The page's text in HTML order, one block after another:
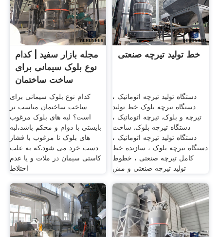
مجله بازار سفید | کدام
نوع بلوک سیمانی برای
ساخت ساختمان
کدام نوع بلوک سیمانی برای
ساخت ساختمان مناسب تر
است؟ لبه های بلوک مرغوب
بایستی با دوام و محکم باشد،لبه
های بلوک نا مرغوب با فشار
دست خرد می شود.که به علت
کاستی سیمان در ملات و یا عدم
اختلاط
خط تولید تیرچه صنعتی
دستگاه تولید تیرچه اتوماتیک ،
دستگاه تیرچه بلوک خط تولید
تیرچه و بلوک. تیرچه اتوماتیک ،
دستگاه تیرچه بلوک. ساخت
دستگاه تولید تیرچه اتوماتیک ،
دستگاه تیرچه بلوک ، سازنده خط
کامل تیرچه صنعتی ، خطوط
تولید تیرچه صنعتی و مش